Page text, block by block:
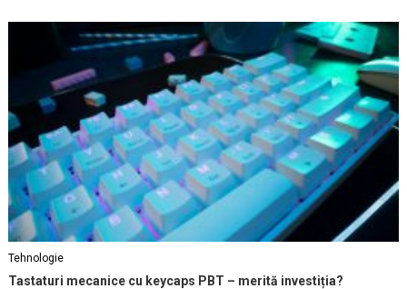
Tehnologie
Tastaturi mecanice cu keycaps PBT – merită investiția?